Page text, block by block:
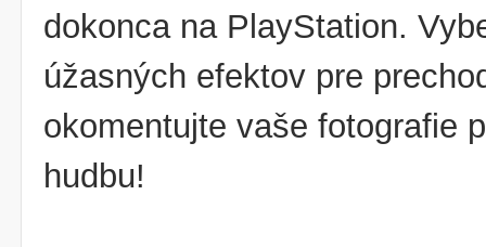
dokonca na PlayStation.
úžasných efektov pre
okomentujte vaše fotografie
hudbu!